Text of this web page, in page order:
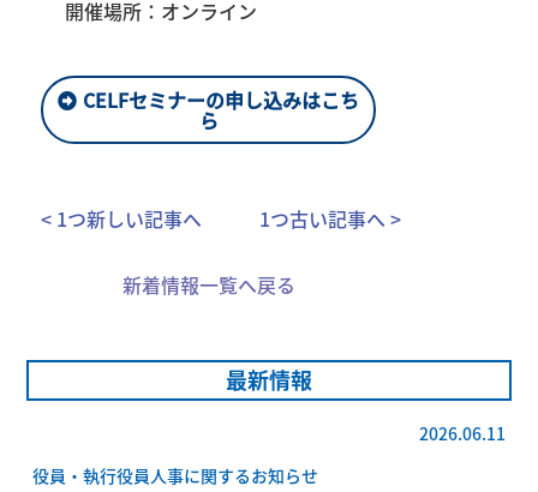
開催場所：オンライン
CELFセミナーの申し込みはこち
ら
< 1つ新しい記事へ 1つ古い記事へ >
新着情報一覧へ戻る
最新情報
2026.06.11
役員・執行役員人事に関するお知らせ